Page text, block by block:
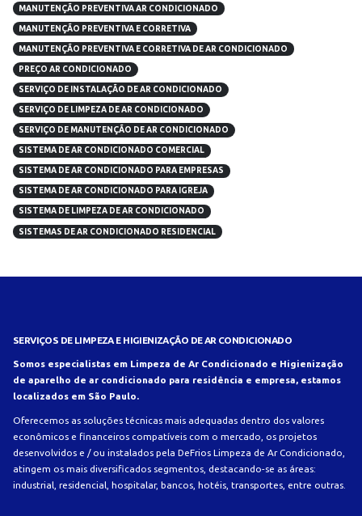
MANUTENÇÃO PREVENTIVA AR CONDICIONADO
MANUTENÇÃO PREVENTIVA E CORRETIVA
MANUTENÇÃO PREVENTIVA E CORRETIVA DE AR CONDICIONADO
PREÇO AR CONDICIONADO
SERVIÇO DE INSTALAÇÃO DE AR CONDICIONADO
SERVIÇO DE LIMPEZA DE AR CONDICIONADO
SERVIÇO DE MANUTENÇÃO DE AR CONDICIONADO
SISTEMA DE AR CONDICIONADO COMERCIAL
SISTEMA DE AR CONDICIONADO PARA EMPRESAS
SISTEMA DE AR CONDICIONADO PARA IGREJA
SISTEMA DE LIMPEZA DE AR CONDICIONADO
SISTEMAS DE AR CONDICIONADO RESIDENCIAL
SERVIÇOS DE LIMPEZA E HIGIENIZAÇÃO DE AR CONDICIONADO
Somos especialistas em Limpeza de Ar Condicionado e Higienização
de aparelho de ar condicionado para residência e empresa, estamos
localizados em São Paulo.
Oferecemos as soluções técnicas mais adequadas dentro dos valores
econômicos e financeiros compatíveis com o mercado, os projetos
desenvolvidos e / ou instalados pela DeFrios Limpeza de Ar Condicionado,
atingem os mais diversificados segmentos, destacando-se as áreas:
industrial, residencial, hospitalar, bancos, hotéis, transportes, entre outras.